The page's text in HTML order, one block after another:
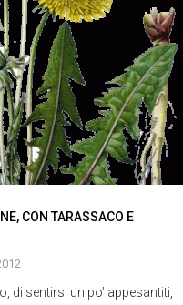
CON TARASSACO E
di sentirsi un po’ appesantiti,